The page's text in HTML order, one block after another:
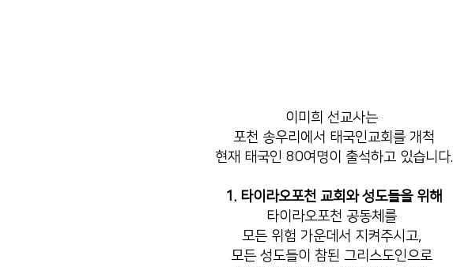
이미희 선교사는
포천 송우리에서 태국인교회를 개척
현재 태국인 80여명이 출석하고 있습니다.
1. 타이라오포천 교회와 성도들을 위해
타이라오포천 공동체를
모든 위험 가운데서 지켜주시고,
모든 성도들이 참된 그리스도인으로